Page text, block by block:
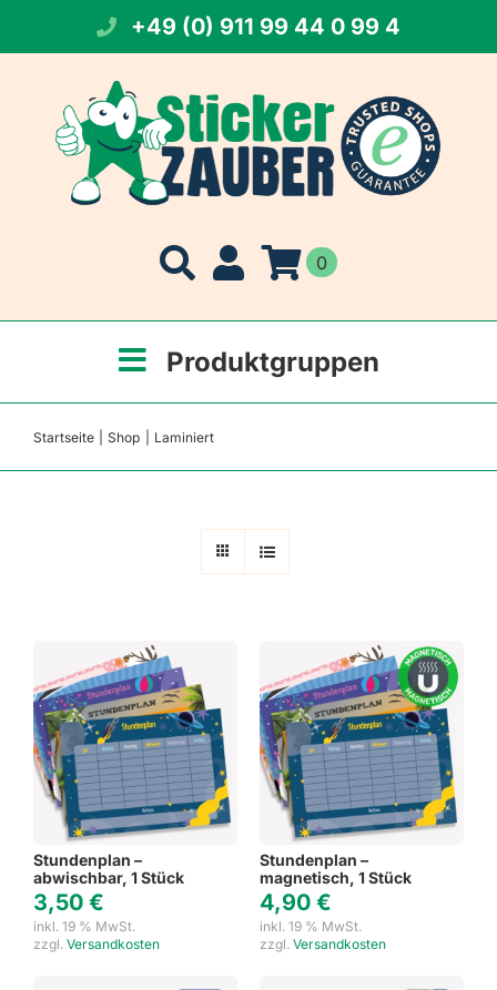
springen
+49 (0) 911 99 44 0 99 4
0
Produktgruppen
Startseite Shop Laminiert
Stundenplan –
abwischbar, 1 Stück
3,50 €
inkl. 19 % MwSt.
zzgl. Versandkosten
Stundenplan –
magnetisch, 1 Stück
4,90 €
inkl. 19 % MwSt.
zzgl. Versandkosten